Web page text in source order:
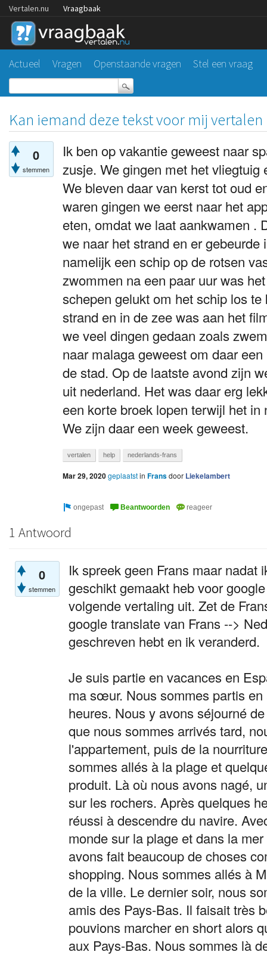
Vertalen.nu Vraagbaak
Actueel Vragen Openstaande vragen Stel een vraag
Kan iemand deze tekst voor mij vertalen
0
stemmen
Ik ben op vakantie geweest naar
zusje. We gingen met het vliegtuig
We bleven daar van kerst tot oud
waren gingen we eerst naar het
eten, omdat we laat aankwamen .
we naar het strand en er gebeurde
namelijk een schip op de rotsen
zwommen na een paar uur was
schepen gelukt om het schip los
strand en in de zee was aan het
we veel dingen gedaan zoals
naar malaga geweest om daar
de stad. Op de laatste avond zijn
uit nederland. Het was daar erg
een korte broek lopen terwijl het
We zijn daar een week geweest.
vertalen help nederlands-frans
Mar 29, 2020geplaatstin Fransdoor Liekelambert
1 Antwoord
0
stemmen
Ik spreek geen Frans maar nadat
geschikt gemaakt heb voor
volgende vertaling uit. Zet de
google translate van Frans -->
geschreven hebt en ik veranderd.
Je suis partie en vacances en
ma sœur. Nous sommes partis
heures. Nous y avons séjourné
que nous sommes arrivés tard,
l'appartement, puis de la
sommes allés à la plage et
produit. Là où nous avons nagé,
sur les rochers. Après quelques
réussi à descendre du navire.
monde sur la plage et dans la
avons fait beaucoup de choses
shopping. Nous sommes allés à
de la ville. Le dernier soir, nous
amis des Pays-Bas. Il faisait très
pouvions marcher en short alors
aux Pays-Bas. Nous sommes là